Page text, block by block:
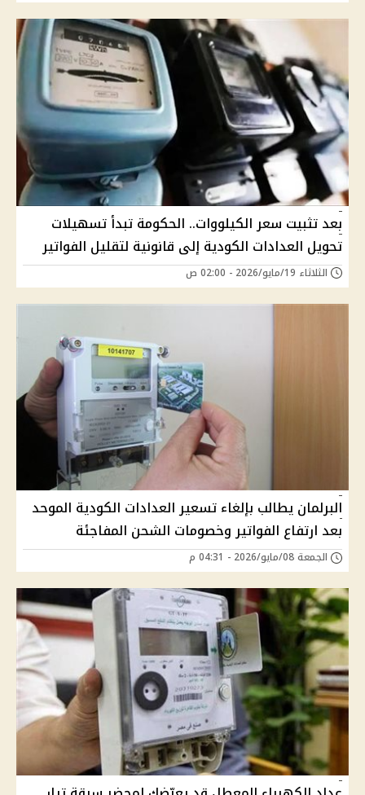
بعد تثبيت سعر الكيلووات.. الحكومة تبدأ تسهيلات
تحويل العدادات الكودية إلى قانونية لتقليل الفواتير
الثلاثاء 19/مايو/2026 - 02:00 ص
البرلمان يطالب بإلغاء تسعير العدادات الكودية الموحد
بعد ارتفاع الفواتير وخصومات الشحن المفاجئة
الجمعة 08/مايو/2026 - 04:31 م